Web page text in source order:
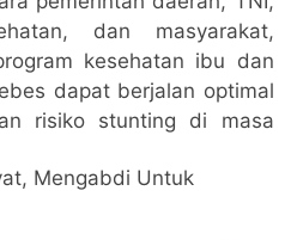
dan masyarakat,
kesehatan ibu dan
dapat berjalan optimal
risiko stunting di masa
Mengabdi Untuk